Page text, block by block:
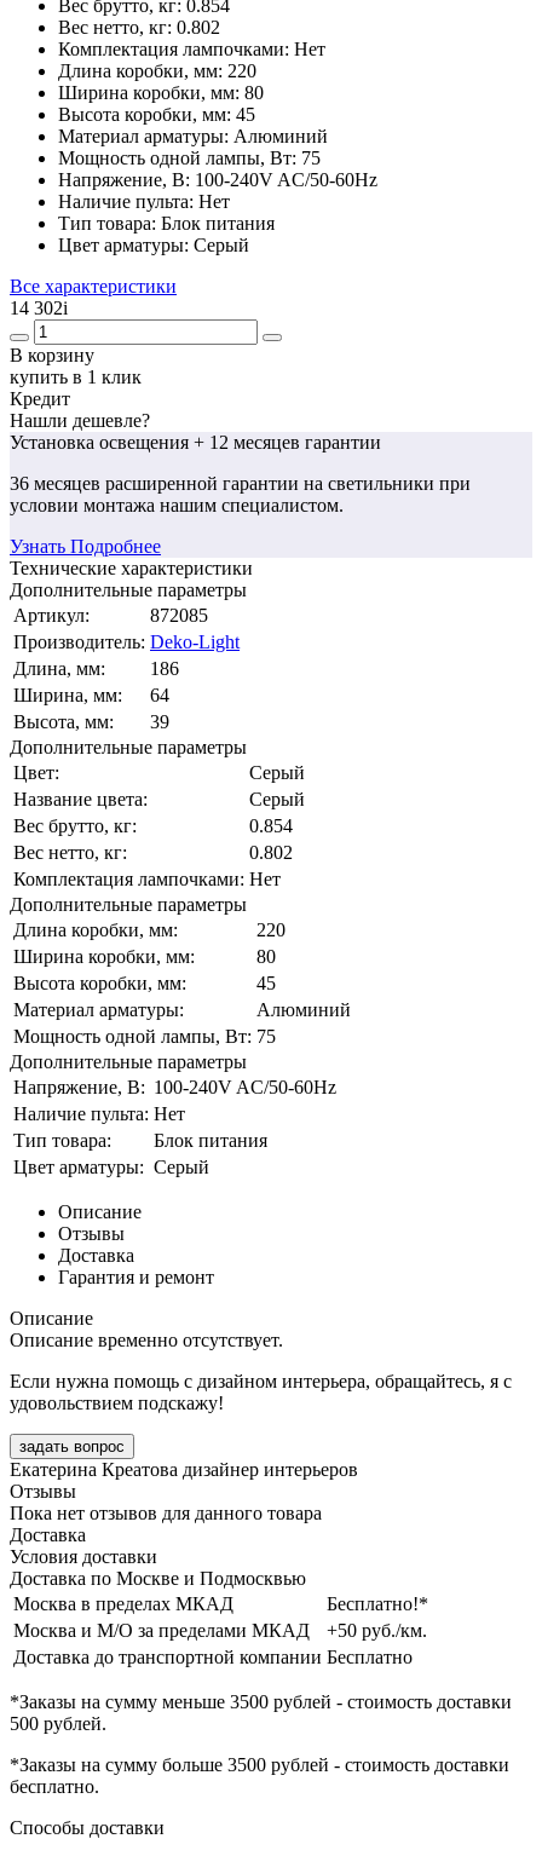
Вес брутто, кг: 0.854
Вес нетто, кг: 0.802
Комплектация лампочками: Нет
Длина коробки, мм: 220
Ширина коробки, мм: 80
Высота коробки, мм: 45
Материал арматуры: Алюминий
Мощность одной лампы, Вт: 75
Напряжение, В: 100-240V AC/50-60Hz
Наличие пульта: Нет
Тип товара: Блок питания
Цвет арматуры: Серый
Все характеристики
14 302i
В корзину
купить в 1 клик
Кредит
Нашли дешевле?
Установка освещения + 12 месяцев гарантии
36 месяцев расширенной гарантии на светильники при
условии монтажа нашим специалистом.
Узнать Подробнее
Технические характеристики
Дополнительные параметры
Артикул:
872085
Производитель: Deko-Light
Длина, мм:
186
Ширина, мм:
64
Высота, мм:
39
Дополнительные параметры
Цвет:
Серый
Название цвета:
Серый
Вес брутто, кг:
0.854
Вес нетто, кг:
0.802
Комплектация лампочками: Нет
Дополнительные параметры
Длина коробки, мм:
220
Ширина коробки, мм:
80
Высота коробки, мм:
45
Материал арматуры:
Алюминий
Мощность одной лампы, Вт: 75
Дополнительные параметры
Напряжение, В: 100-240V AC/50-60Hz
Наличие пульта: Нет
Тип товара:
Блок питания
Цвет арматуры: Серый
Описание
Отзывы
Доставка
Гарантия и ремонт
Описание
Описание временно отсутствует.
Если нужна помощь с дизайном интерьера, обращайтесь, я с
удовольствием подскажу!
задать вопрос
Екатерина Креатова дизайнер интерьеров
Отзывы
Пока нет отзывов для данного товара
Доставка
Условия доставки
Доставка по Москве и Подмосквью
Москва в пределах МКАД
Бесплатно!*
Москва и М/О за пределами МКАД
+50 руб./км.
Доставка до транспортной компании Бесплатно
*Заказы на сумму меньше 3500 рублей - стоимость доставки
500 рублей.
*Заказы на сумму больше 3500 рублей - стоимость доставки
бесплатно.
Способы доставки